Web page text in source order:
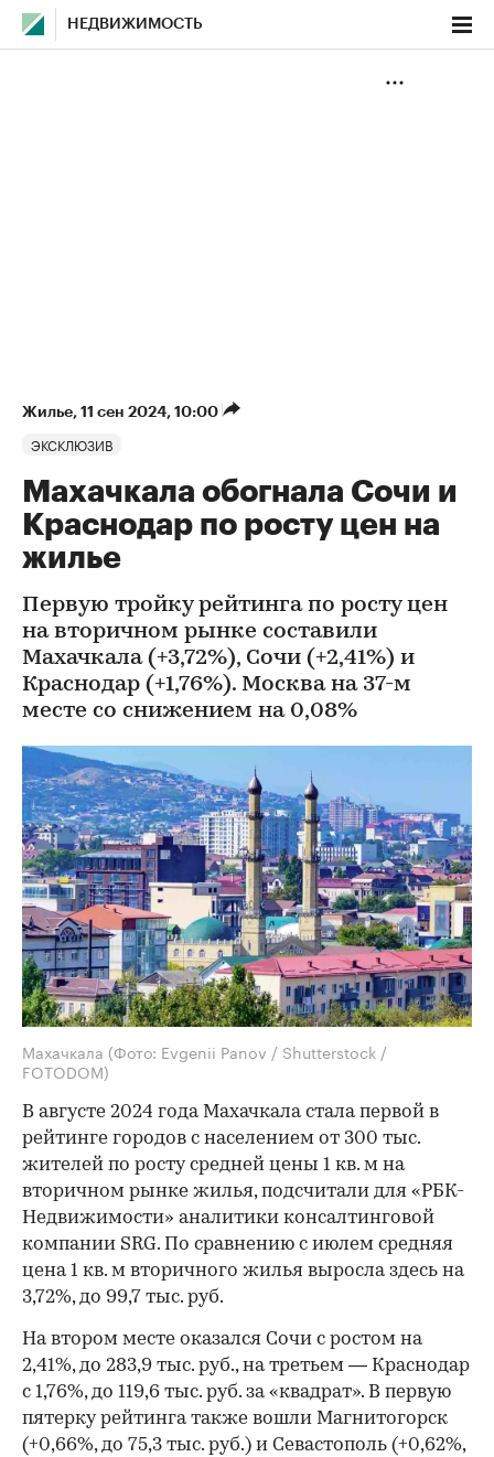
НЕДВИЖИМОСТЬ
Жилье⁠, 11 сен 2024, 10:00
ЭКСКЛЮЗИВ
Махачкала обогнала Сочи и
Краснодар по росту цен на
жилье
Первую тройку рейтинга по росту цен
на вторичном рынке составили
Махачкала (+3,72%), Сочи (+2,41%) и
Краснодар (+1,76%). Москва на 37-м
месте со снижением на 0,08%
Махачкала (Фото: Evgenii Panov / Shutterstock /
FOTODOM)
В августе 2024 года Махачкала стала первой в
рейтинге городов с населением от 300 тыс.
жителей по росту средней цены 1 кв. м на
вторичном рынке жилья, подсчитали для «РБК-
Недвижимости» аналитики консалтинговой
компании SRG. По сравнению с июлем средняя
цена 1 кв. м вторичного жилья выросла здесь на
3,72%, до 99,7 тыс. руб.
На втором месте оказался Сочи с ростом на
2,41%, до 283,9 тыс. руб., на третьем — Краснодар
c 1,76%, до 119,6 тыс. руб. за «квадрат». В первую
пятерку рейтинга также вошли Магнитогорск
(+0,66%, до 75,3 тыс. руб.) и Севастополь (+0,62%,